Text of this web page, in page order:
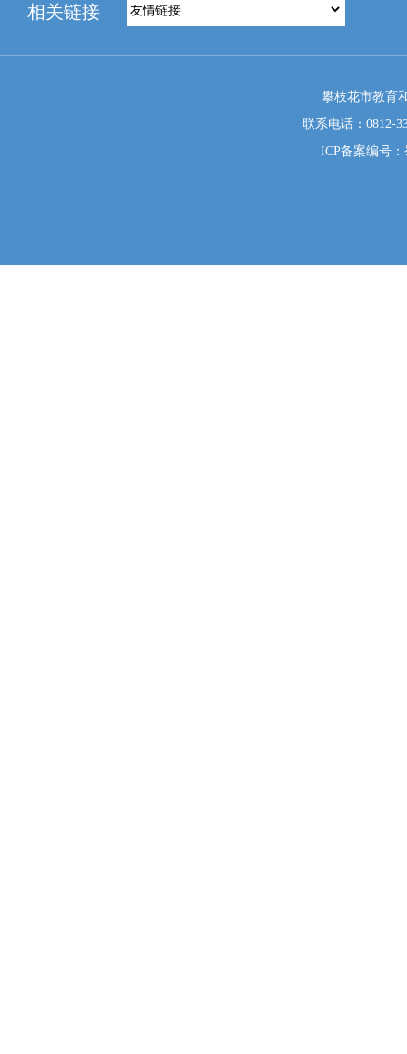
相关链接
攀枝花市教育
联系电话：0812-
ICP备案编号：